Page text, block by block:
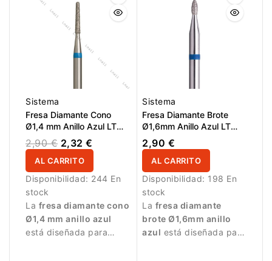
Sistema
Fresa Diamante Cono
Ø1,4 mm Anillo Azul LT
6,0 mm
2,90 € 2,32 €
AL CARRITO
Disponibilidad: 244 En
stock
La fresa diamante cono
Ø1,4 mm anillo azul
está diseñada para
Sistema
Fresa Diamante Brote
Ø1,6mm Anillo Azul LT
3,0mm
2,90 €
AL CARRITO
Disponibilidad: 198 En
stock
La fresa diamante
brote Ø1,6mm anillo
azul está diseñada para